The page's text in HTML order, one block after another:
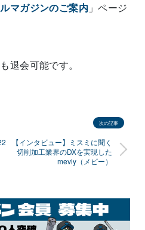
マガジンのご案内 」ページ
退会可能です。
次の記事
【インタビュー】ミスミに聞く
切削加工業界のDXを実現した
meviy（メビー）